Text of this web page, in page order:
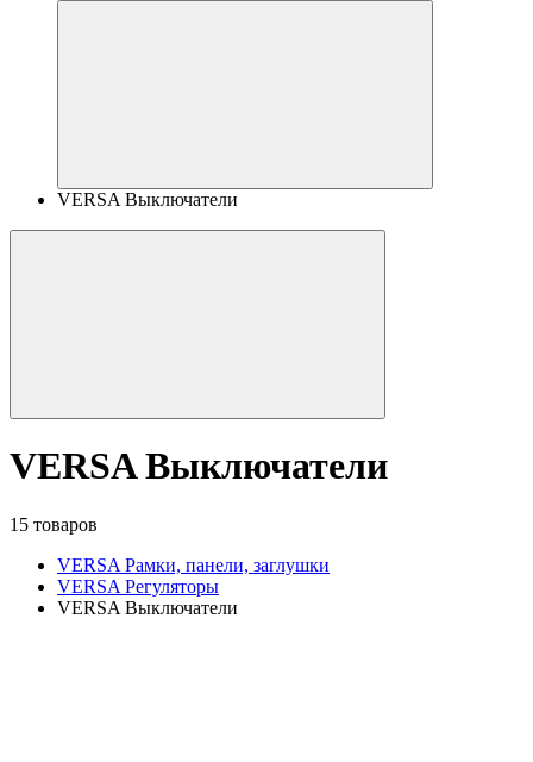
VERSA Выключатели
VERSA Выключатели
15 товаров
VERSA Рамки, панели, заглушки
VERSA Регуляторы
VERSA Выключатели